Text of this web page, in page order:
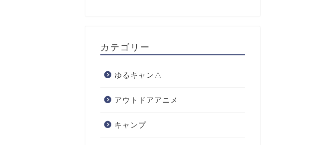
カテゴリー
ゆるキャン△
アウトドアアニメ
キャンプ